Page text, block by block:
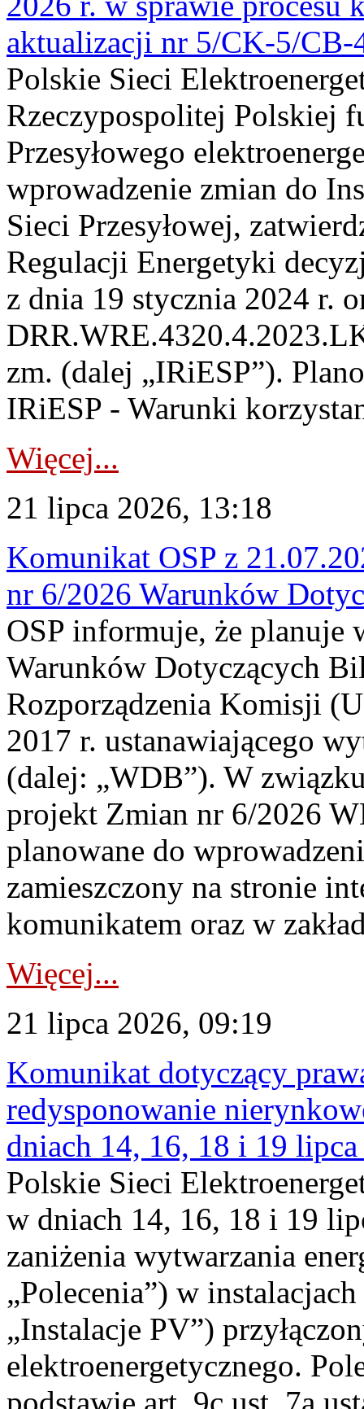
aktualizacji nr 5/CK-5/CB-
Polskie Sieci
Rzeczypospolitej Polskiej
Przesyłowego
wprowadzenie zmian do
Sieci Przesyłowej,
Regulacji Energetyki
z dnia 19 stycznia 2024 r.
zm. (dalej „IRiESP”).
IRiESP - Warunki
Więcej...
21 lipca 2026, 13:18
Komunikat OSP z
nr 6/2026 Warunków
OSP informuje, że planuje
Warunków Dotyczących
Rozporządzenia Komisji
2017 r. ustanawiającego
(dalej: „WDB”). W
projekt Zmian nr 6/2026
planowane do
zamieszczony na stronie
komunikatem oraz w
Więcej...
21 lipca 2026, 09:19
Komunikat dotyczący
redysponowanie
dniach 14, 16, 18 i 19
Polskie Sieci
w dniach 14, 16, 18 i 19
zaniżenia wytwarzania
„Polecenia”) w
„Instalacje PV”)
elektroenergetycznego.